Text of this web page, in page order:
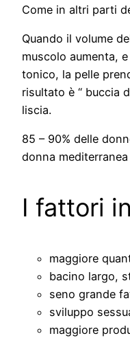
Come in altri parti
Quando il volume
muscolo aumenta,
tonico, la pelle
risultato è “ buccia
liscia.
85 – 90% delle
donna
I fattori
maggiore
bacino largo,
seno grande
sviluppo
maggiore